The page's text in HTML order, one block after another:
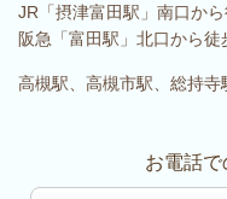
JR「摂津富田駅」南口か
阪急「富田駅」北口から
高槻駅、高槻市駅、総持
お電話